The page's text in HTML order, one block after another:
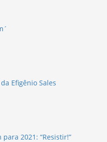
Efigênio Sales
2021: “Resistir!”